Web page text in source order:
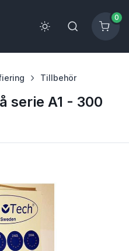
0
Tillbehör
serie A1 - 300